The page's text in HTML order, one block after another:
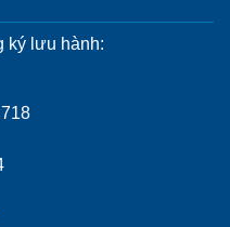
ký lưu hành: